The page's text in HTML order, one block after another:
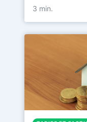
3 min.